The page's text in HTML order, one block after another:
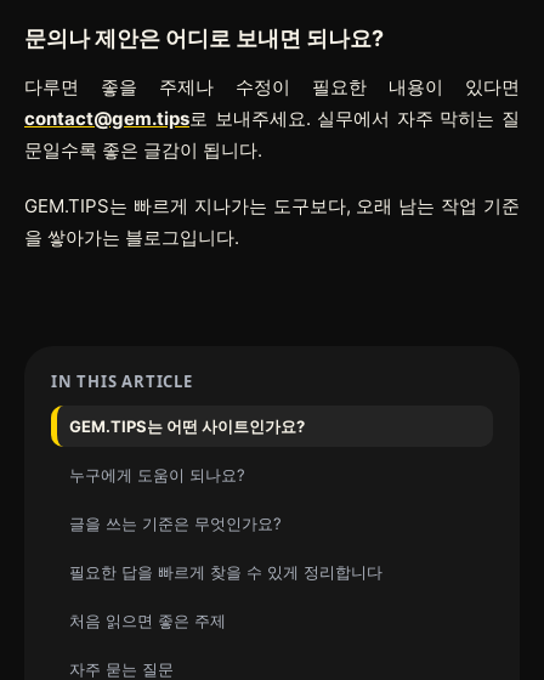
문의나 제안은 어디로 보내면 되나요?
다루면 좋을 주제나 수정이 필요한 내용이 있다면
contact@gem.tips로 보내주세요. 실무에서 자주 막히는 질
문일수록 좋은 글감이 됩니다.
GEM.TIPS는 빠르게 지나가는 도구보다, 오래 남는 작업 기준
을 쌓아가는 블로그입니다.
IN THIS ARTICLE
GEM.TIPS는 어떤 사이트인가요?
누구에게 도움이 되나요?
글을 쓰는 기준은 무엇인가요?
필요한 답을 빠르게 찾을 수 있게 정리합니다
처음 읽으면 좋은 주제
자주 묻는 질문